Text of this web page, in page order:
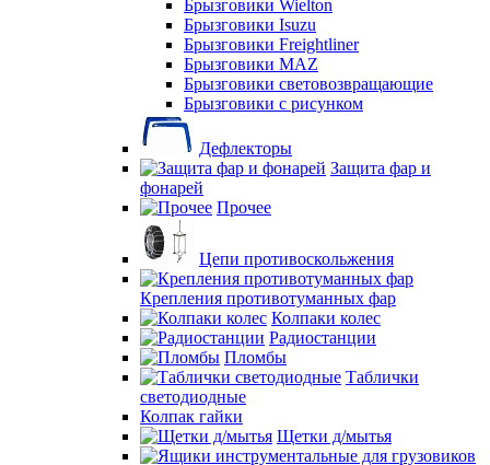
Брызговики Wielton
Брызговики Isuzu
Брызговики Freightliner
Брызговики MAZ
Брызговики световозвращающие
Брызговики с рисунком
Дефлекторы
Защита фар и
фонарей
Прочее
Цепи противоскольжения
Крепления противотуманных фар
Колпаки колес
Радиостанции
Пломбы
Таблички
светодиодные
Колпак гайки
Щетки д/мытья